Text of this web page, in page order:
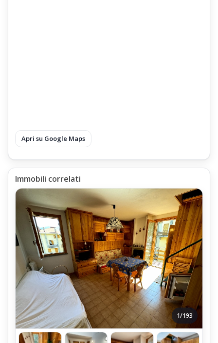
Apri su Google Maps
Immobili correlati
1/193